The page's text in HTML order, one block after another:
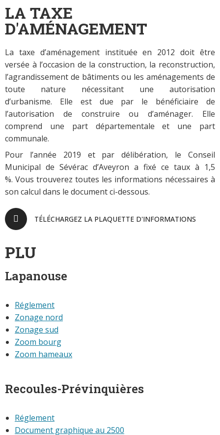
LA TAXE
D'AMÉNAGEMENT
La taxe d’aménagement instituée en 2012 doit être
versée à l’occasion de la construction, la reconstruction,
l’agrandissement de bâtiments ou les aménagements de
toute nature nécessitant une autorisation
d’urbanisme. Elle est due par le bénéficiaire de
l’autorisation de construire ou d’aménager. Elle
comprend une part départementale et une part
communale.
Pour l’année 2019 et par délibération, le Conseil
Municipal de Sévérac d’Aveyron a fixé ce taux à 1,5
%. Vous trouverez toutes les informations nécessaires à
son calcul dans le document ci-dessous.
TÉLÉCHARGEZ LA PLAQUETTE D'INFORMATIONS
PLU
Lapanouse
Réglement
Zonage nord
Zonage sud
Zoom bourg
Zoom hameaux
Recoules-Prévinquières
Réglement
Document graphique au 2500